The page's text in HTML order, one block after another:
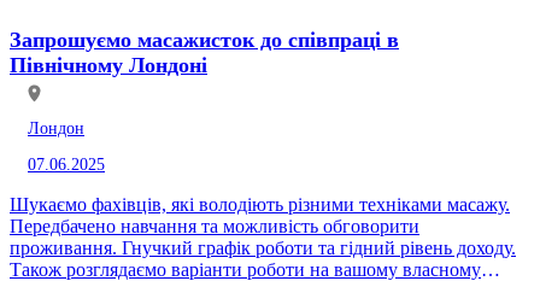
Запрошуємо масажисток до співпраці в
Північному Лондоні
Лондон
07.06.2025
Шукаємо фахівців, які володіють різними техніками масажу.
Передбачено навчання та можливість обговорити
проживання. Гнучкий графік роботи та гідний рівень доходу.
Також розглядаємо варіанти роботи на вашому власному